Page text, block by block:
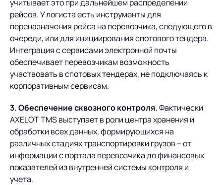
учитывает это при дальнейшем распределении
рейсов. У логиста есть инструменты для
переназначения рейса на перевозчика, следующего в
очереди, или для инициирования спотового тендера.
Интеграция с сервисами электронной почты
обеспечивает перевозчикам возможность
участвовать в спотовых тендерах, не подключаясь к
корпоративным сервисам.
3. Обеспечение сквозного контроля.Фактически
AXELOT TMS выступает в роли центра хранения и
обработки всех данных, формирующихся на
различных стадиях транспортировки грузов – от
информации с портала перевозчика до финансовых
показателей из внутренней системы контроля и
учета.